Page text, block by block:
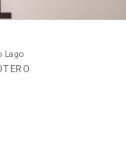
Lago